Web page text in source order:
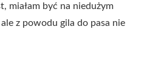
miałam być na niedużym
z powodu gila do pasa nie